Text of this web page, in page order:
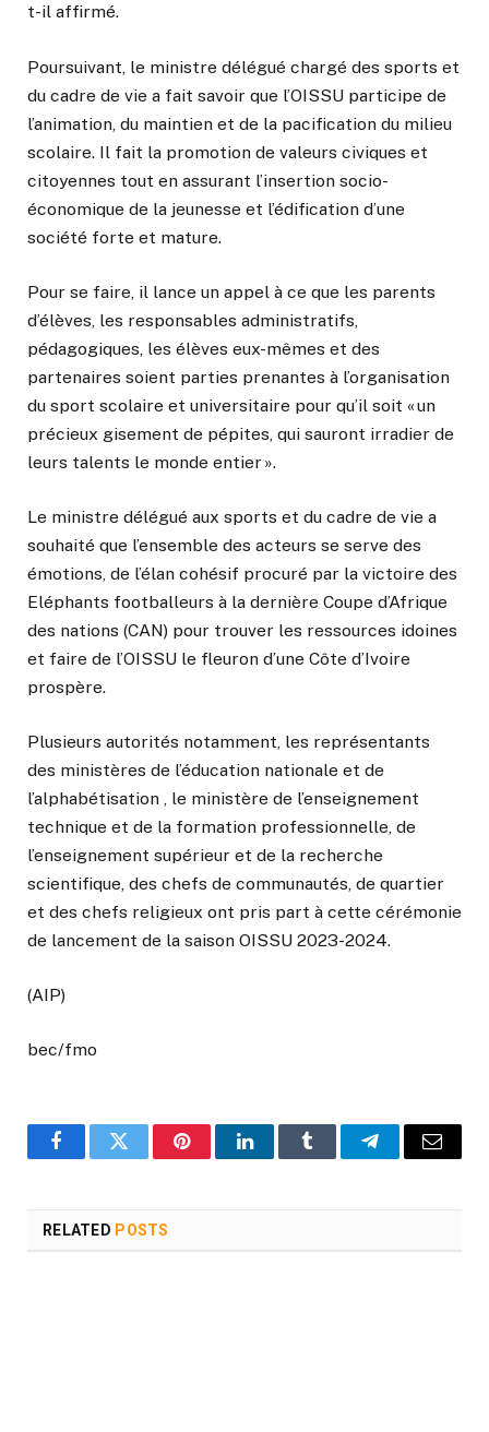
t-il affirmé.
Poursuivant, le ministre délégué chargé des sports et
du cadre de vie a fait savoir que l’OISSU participe de
l’animation, du maintien et de la pacification du milieu
scolaire. Il fait la promotion de valeurs civiques et
citoyennes tout en assurant l’insertion socio-
économique de la jeunesse et l’édification d’une
société forte et mature.
Pour se faire, il lance un appel à ce que les parents
d’élèves, les responsables administratifs,
pédagogiques, les élèves eux-mêmes et des
partenaires soient parties prenantes à l’organisation
du sport scolaire et universitaire pour qu’il soit « un
précieux gisement de pépites, qui sauront irradier de
leurs talents le monde entier ».
Le ministre délégué aux sports et du cadre de vie a
souhaité que l’ensemble des acteurs se serve des
émotions, de l’élan cohésif procuré par la victoire des
Eléphants footballeurs à la dernière Coupe d’Afrique
des nations (CAN) pour trouver les ressources idoines
et faire de l’OISSU le fleuron d’une Côte d’Ivoire
prospère.
Plusieurs autorités notamment, les représentants
des ministères de l’éducation nationale et de
l’alphabétisation , le ministère de l’enseignement
technique et de la formation professionnelle, de
l’enseignement supérieur et de la recherche
scientifique, des chefs de communautés, de quartier
et des chefs religieux ont pris part à cette cérémonie
de lancement de la saison OISSU 2023-2024.
(AIP)
bec/fmo
FacebookTwitter PinterestLinkedInTumblr TelegramEmail
RELATED POSTS